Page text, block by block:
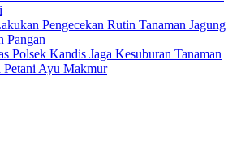
Pengecekan Rutin Tanaman Jagung
Pangan
Polsek Kandis Jaga Kesuburan Tanaman
Petani Ayu Makmur